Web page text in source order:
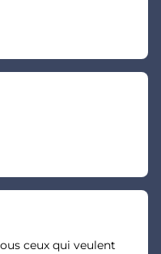
ceux qui veulent